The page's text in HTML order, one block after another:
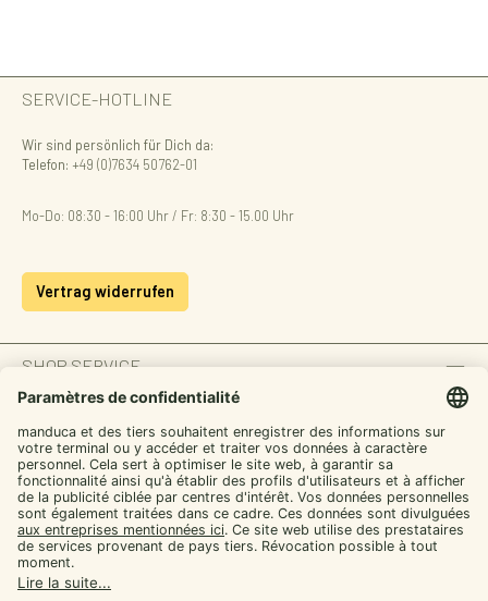
SERVICE-HOTLINE
Wir sind persönlich für Dich da:
Telefon: +49 (0)7634 50762-01
Mo-Do: 08:30 - 16:00 Uhr / Fr: 8:30 - 15.00 Uhr
Vertrag widerrufen
SHOP SERVICE
INFORMATION
ZAHLUNGSARTEN
SICHER EINKAUFEN
UNSERE COMMUNITIES